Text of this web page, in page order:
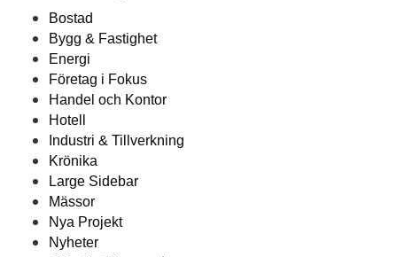
Bostad
Bygg & Fastighet
Energi
Företag i Fokus
Handel och Kontor
Hotell
Industri & Tillverkning
Krönika
Large Sidebar
Mässor
Nya Projekt
Nyheter